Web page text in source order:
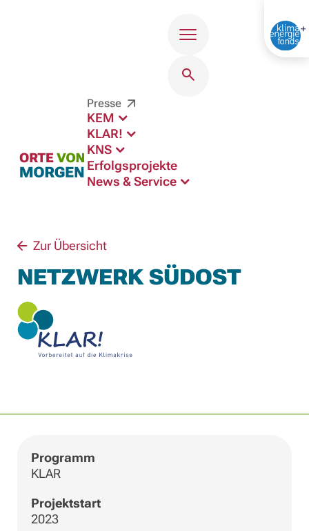
Presse
KEM
KLAR!
KNS
Erfolgsprojekte
News & Service
Zur Übersicht
NETZWERK SÜDOST
+
Programm
KLAR
Projektstart
2023